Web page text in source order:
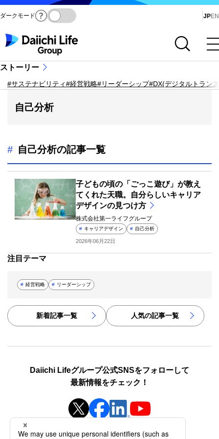
ダークモード JPEN
サイト内検索を開く
メインメニューを開く
ストーリー
#サステナビリティ#経営戦略#リーダーシップ#DX(デジタルトラン
自己分析
# 自己分析の記事一覧
子どもの頃の「ごっこ遊び」が教え
てくれた天職。自分らしいキャリア
デザインの見つけ方
株式会社第一ライフグループ
# キャリアデザイン # 自己分析
2026年06月22日
注目テーマ
# 経営戦略 # リーダーシップ
新着記事一覧 人気の記事一覧
Daiichi Lifeグループ公式SNSをフォローして
最新情報をチェック！
新規ウィンドウを開きます
新規ウィンドウを開きます
新規ウィンドウを開きます
新規ウィンドウを開